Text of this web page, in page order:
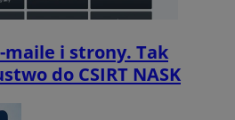
maile i strony. Tak
do CSIRT NASK